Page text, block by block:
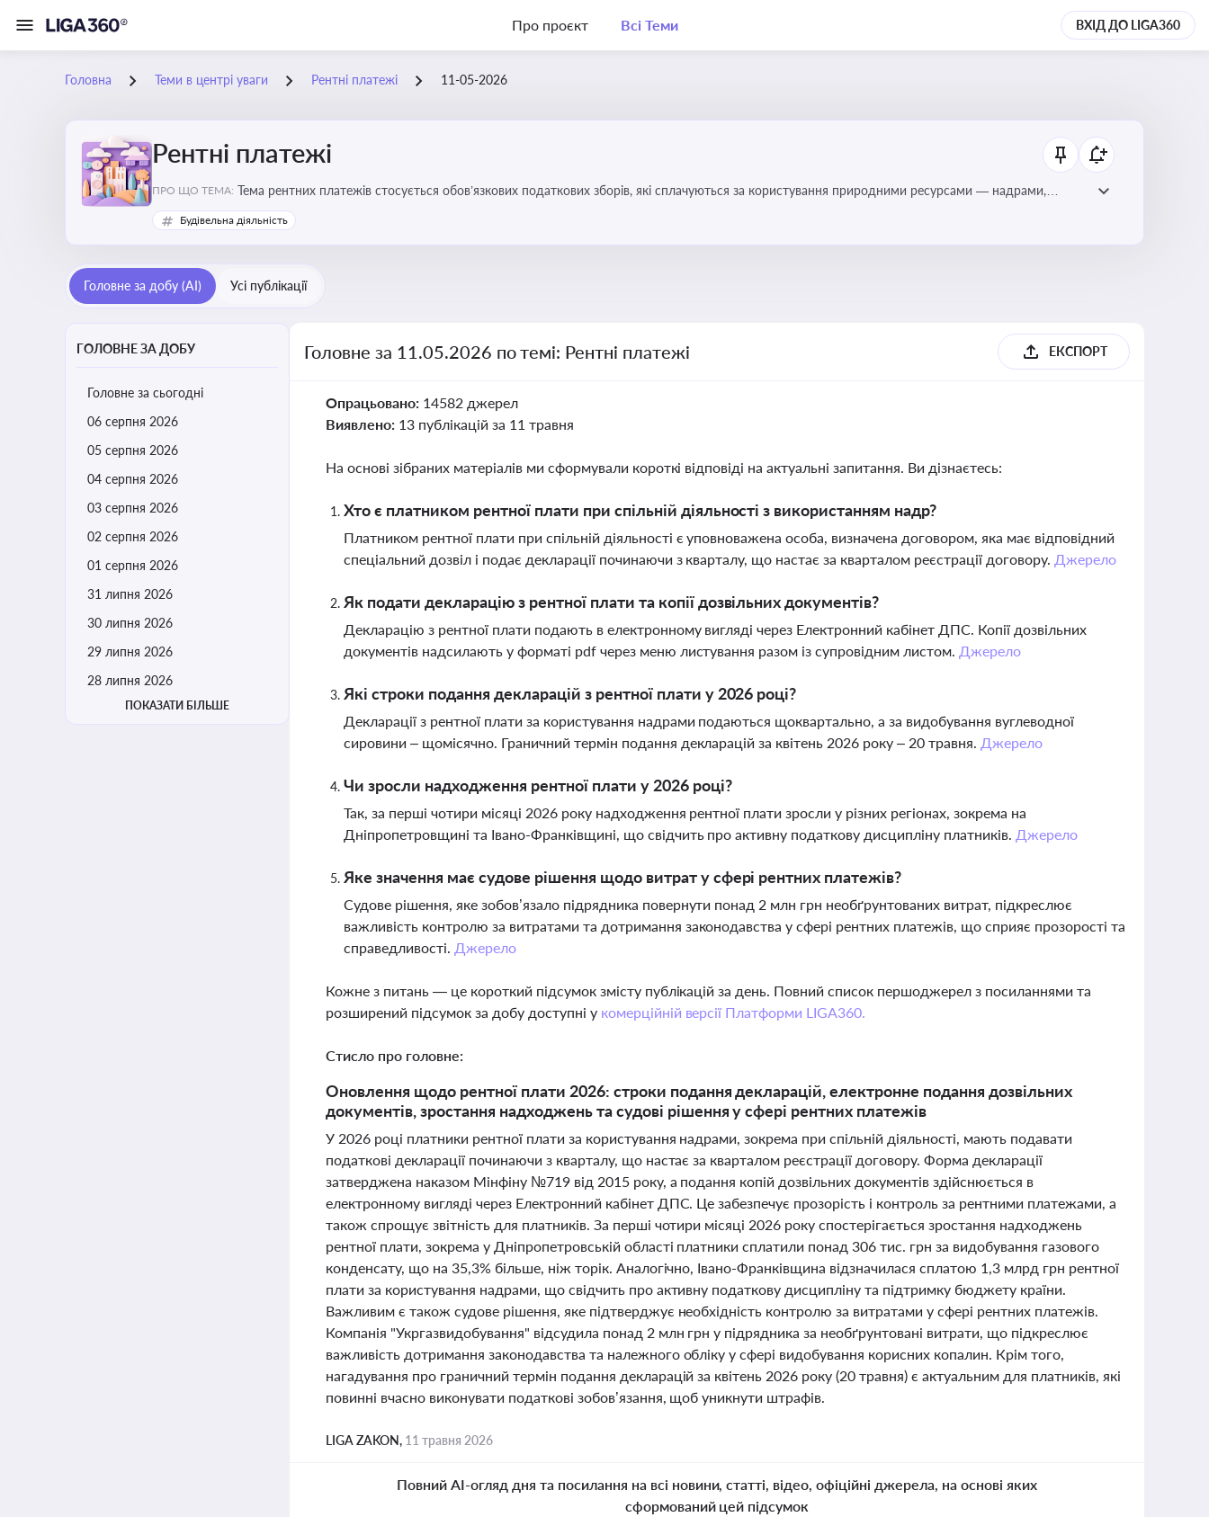
Про проєкт Всі Теми ВХІД ДО LIGA360
Головна Теми в центрі уваги Рентні платежі 11-05-2026
Рентні платежі
ПРО ЩО ТЕМА: Тема рентних платежів стосується обов’язкових податкових зборів, які сплачуються за користування природними ресурсами — надрами,
водою, лісами
Будівельна діяльність
Головне за добу (AI) Усі публікації
ГОЛОВНЕ ЗА ДОБУ
Головне за сьогодні
06 серпня 2026
05 серпня 2026
04 серпня 2026
03 серпня 2026
02 серпня 2026
01 серпня 2026
31 липня 2026
30 липня 2026
29 липня 2026
28 липня 2026
ПОКАЗАТИ БІЛЬШЕ
Головне за 11.05.2026 по темі: Рентні платежі ЕКСПОРТ
Опрацьовано: 14582 джерел
Виявлено: 13 публікацій за 11 травня
На основі зібраних матеріалів ми сформували короткі відповіді на актуальні запитання. Ви дізнаєтесь:
Хто є платником рентної плати при спільній діяльності з використанням надр?
Платником рентної плати при спільній діяльності є уповноважена особа, визначена договором, яка має відповідний
спеціальний дозвіл і подає декларації починаючи з кварталу, що настає за кварталом реєстрації договору. Джерело
Як подати декларацію з рентної плати та копії дозвільних документів?
Декларацію з рентної плати подають в електронному вигляді через Електронний кабінет ДПС. Копії дозвільних
документів надсилають у форматі pdf через меню листування разом із супровідним листом. Джерело
Які строки подання декларацій з рентної плати у 2026 році?
Декларації з рентної плати за користування надрами подаються щоквартально, а за видобування вуглеводної
сировини – щомісячно. Граничний термін подання декларацій за квітень 2026 року – 20 травня. Джерело
Чи зросли надходження рентної плати у 2026 році?
Так, за перші чотири місяці 2026 року надходження рентної плати зросли у різних регіонах, зокрема на
Дніпропетровщині та Івано-Франківщині, що свідчить про активну податкову дисципліну платників. Джерело
Яке значення має судове рішення щодо витрат у сфері рентних платежів?
Судове рішення, яке зобов’язало підрядника повернути понад 2 млн грн необґрунтованих витрат, підкреслює
важливість контролю за витратами та дотримання законодавства у сфері рентних платежів, що сприяє прозорості та
справедливості. Джерело
Кожне з питань — це короткий підсумок змісту публікацій за день. Повний список першоджерел з посиланнями та
розширений підсумок за добу доступні у комерційній версії Платформи LIGA360.
Стисло про головне:
Оновлення щодо рентної плати 2026: строки подання декларацій, електронне подання дозвільних
документів, зростання надходжень та судові рішення у сфері рентних платежів
У 2026 році платники рентної плати за користування надрами, зокрема при спільній діяльності, мають подавати
податкові декларації починаючи з кварталу, що настає за кварталом реєстрації договору. Форма декларації
затверджена наказом Мінфіну №719 від 2015 року, а подання копій дозвільних документів здійснюється в
електронному вигляді через Електронний кабінет ДПС. Це забезпечує прозорість і контроль за рентними платежами, а
також спрощує звітність для платників. За перші чотири місяці 2026 року спостерігається зростання надходжень
рентної плати, зокрема у Дніпропетровській області платники сплатили понад 306 тис. грн за видобування газового
конденсату, що на 35,3% більше, ніж торік. Аналогічно, Івано-Франківщина відзначилася сплатою 1,3 млрд грн рентної
плати за користування надрами, що свідчить про активну податкову дисципліну та підтримку бюджету країни.
Важливим є також судове рішення, яке підтверджує необхідність контролю за витратами у сфері рентних платежів.
Компанія "Укргазвидобування" відсудила понад 2 млн грн у підрядника за необґрунтовані витрати, що підкреслює
важливість дотримання законодавства та належного обліку у сфері видобування корисних копалин. Крім того,
нагадування про граничний термін подання декларацій за квітень 2026 року (20 травня) є актуальним для платників, які
повинні вчасно виконувати податкові зобов’язання, щоб уникнути штрафів.
LIGA ZAKON, 11 травня 2026
Повний AI-огляд дня та посилання на всі новини, статті, відео, офіційні джерела, на основі яких
сформований цей підсумок